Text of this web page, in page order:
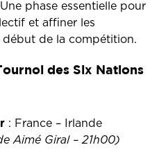
phase essentielle pour
et affiner les
début de la compétition.
des Six Nations
: France – Irlande
Aimé Giral – 21h00)